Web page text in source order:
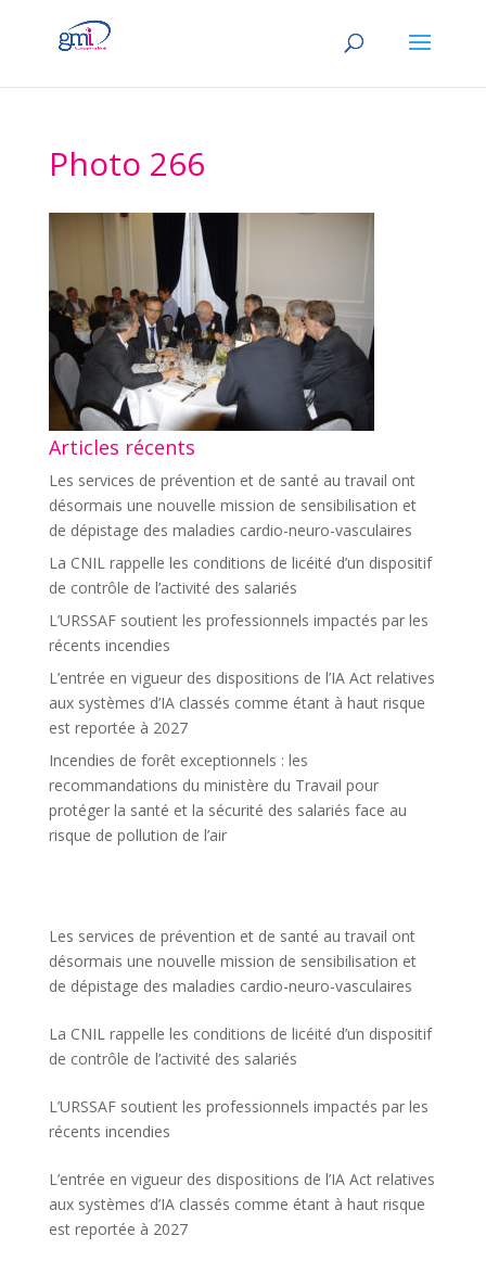
Photo 266
Articles récents
Les services de prévention et de santé au travail ont
désormais une nouvelle mission de sensibilisation et
de dépistage des maladies cardio-neuro-vasculaires
La CNIL rappelle les conditions de licéité d’un dispositif
de contrôle de l’activité des salariés
L’URSSAF soutient les professionnels impactés par les
récents incendies
L’entrée en vigueur des dispositions de l’IA Act relatives
aux systèmes d’IA classés comme étant à haut risque
est reportée à 2027
Incendies de forêt exceptionnels : les
recommandations du ministère du Travail pour
protéger la santé et la sécurité des salariés face au
risque de pollution de l’air
Les services de prévention et de santé au travail ont
désormais une nouvelle mission de sensibilisation et
de dépistage des maladies cardio-neuro-vasculaires
La CNIL rappelle les conditions de licéité d’un dispositif
de contrôle de l’activité des salariés
L’URSSAF soutient les professionnels impactés par les
récents incendies
L’entrée en vigueur des dispositions de l’IA Act relatives
aux systèmes d’IA classés comme étant à haut risque
est reportée à 2027